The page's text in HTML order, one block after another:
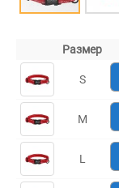
Размер
S
M
L